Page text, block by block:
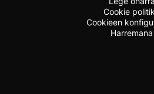
Cookie
Cookieen
Harremana